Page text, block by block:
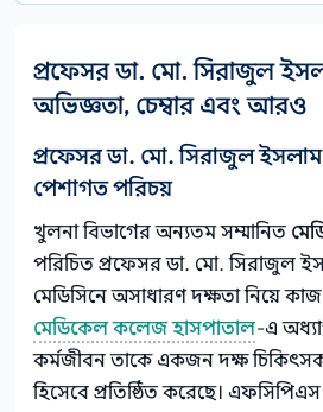
প্রফেসর ডা. মো. সিরাজুল
অভিজ্ঞতা, চেম্বার এবং আরও
প্রফেসর ডা. মো. সিরাজুল
পেশাগত পরিচয়
খুলনা বিভাগের অন্যতম সম্মানিত
পরিচিত প্রফেসর ডা. মো. সিরাজুল
মেডিসিনে অসাধারণ দক্ষতা নিয়ে
মেডিকেল কলেজ হাসপাতাল-এ
কর্মজীবন তাকে একজন দক্ষ
হিসেবে প্রতিষ্ঠিত করেছে। এফসিপিএস